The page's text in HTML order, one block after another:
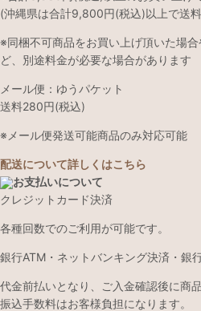
(沖縄県は合計9,800円(税込)以上で送
※同梱不可商品をお買い上げ頂いた場
ど、別途料金が必要な場合があります
メール便：ゆうパケット
送料280円(税込)
※メール便発送可能商品のみ対応可能
配送について詳しくはこちら
お支払いについて
クレジットカード決済
各種回数でのご利用が可能です。
銀行ATM・ネットバンキング決済・銀
代金前払いとなり、ご入金確認後に商
振込手数料はお客様負担になります。